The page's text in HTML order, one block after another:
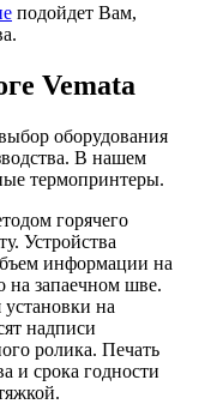
подойдет Вам,
Vemata
оборудования
В нашем
термопринтеры.
горячего
Устройства
информации на
на запаечном шве.
на
надписи
ролика. Печать
и срока годности